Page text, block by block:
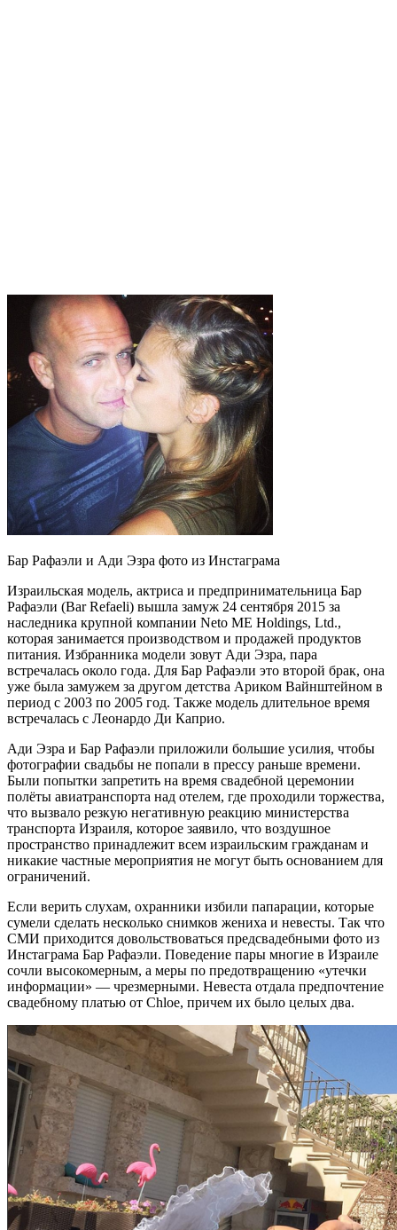
Бар Рафаэли и Ади Эзра фото из Инстаграма
Израильская модель, актриса и предпринимательница Бар
Рафаэли (Bar Refaeli) вышла замуж 24 сентября 2015 за
наследника крупной компании Neto ME Holdings, Ltd.,
которая занимается производством и продажей продуктов
питания. Избранника модели зовут Ади Эзра, пара
встречалась около года. Для Бар Рафаэли это второй брак, она
уже была замужем за другом детства Ариком Вайнштейном в
период с 2003 по 2005 год. Также модель длительное время
встречалась с Леонардо Ди Каприо.
Ади Эзра и Бар Рафаэли приложили большие усилия, чтобы
фотографии свадьбы не попали в прессу раньше времени.
Были попытки запретить на время свадебной церемонии
полёты авиатранспорта над отелем, где проходили торжества,
что вызвало резкую негативную реакцию министерства
транспорта Израиля, которое заявило, что воздушное
пространство принадлежит всем израильским гражданам и
никакие частные мероприятия не могут быть основанием для
ограничений.
Если верить слухам, охранники избили папарации, которые
сумели сделать несколько снимков жениха и невесты. Так что
СМИ приходится довольствоваться предсвадебными фото из
Инстаграма Бар Рафаэли. Поведение пары многие в Израиле
сочли высокомерным, а меры по предотвращению «утечки
информации» — чрезмерными. Невеста отдала предпочтение
свадебному платью от Chloe, причем их было целых два.